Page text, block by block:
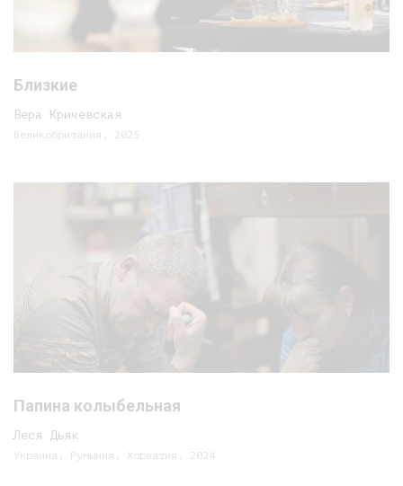
Близкие
Вера Кричевская
Великобритания, 2025
Папина колыбельная
Леся Дьяк
Украина, Румыния, Хорватия, 2024